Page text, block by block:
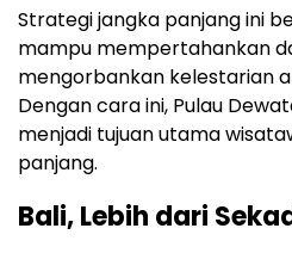
Strategi jangka panjang ini
mampu mempertahankan
mengorbankan kelestarian
Dengan cara ini, Pulau
menjadi tujuan utama
panjang.
Bali, Lebih dari